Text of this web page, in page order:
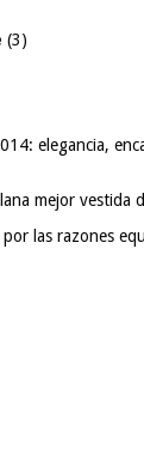
(3)
elegancia,
mejor vestida
las razones